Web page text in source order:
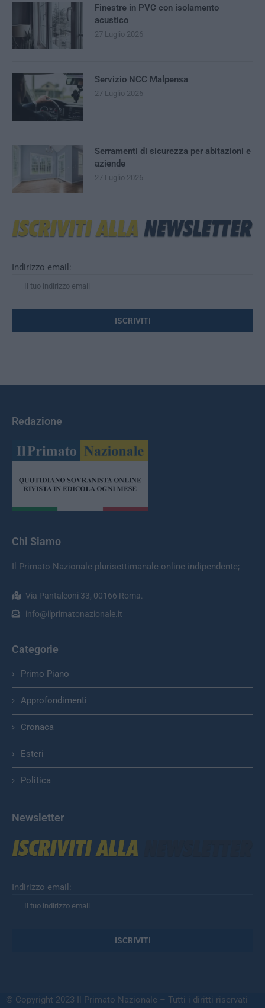
Indirizzo email:
Finestre in PVC con isolamento
acustico
27 Luglio 2026
Servizio NCC Malpensa
27 Luglio 2026
Serramenti di sicurezza per abitazioni e
aziende
27 Luglio 2026
Redazione
Chi Siamo
Il Primato Nazionale plurisettimanale online indipendente;
Via Pantaleoni 33, 00166 Roma.
info@ilprimatonazionale.it
Categorie
Primo Piano
Approfondimenti
Cronaca
Esteri
Politica
Newsletter
Indirizzo email:
© Copyright 2023 Il Primato Nazionale – Tutti i diritti riservati